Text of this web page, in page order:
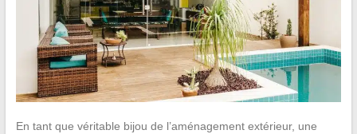
En tant que véritable bijou de l’aménagement extérieur, une